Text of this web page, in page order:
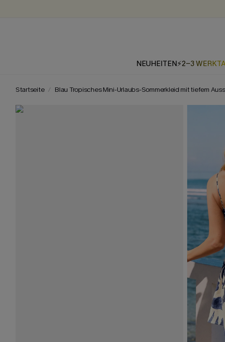
NEUHEITEN⚡2-3
Startseite Blau Tropisches Mini-Urlaubs-Sommerkleid mit tiefem